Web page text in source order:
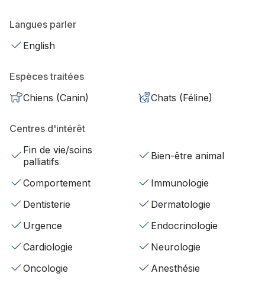
Langues parler
English
Espèces traitées
Chiens (Canin)
Chats (Féline)
Centres d'intérêt
Fin de vie/soins
palliatifs
Bien-être animal
Comportement
Immunologie
Dentisterie
Dermatologie
Urgence
Endocrinologie
Cardiologie
Neurologie
Oncologie
Anesthésie